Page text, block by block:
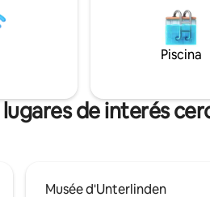
con doble
que ofrece una espléndida
tejados de Colmar y el
Piscina
de interés
Musée d'Unterlinden